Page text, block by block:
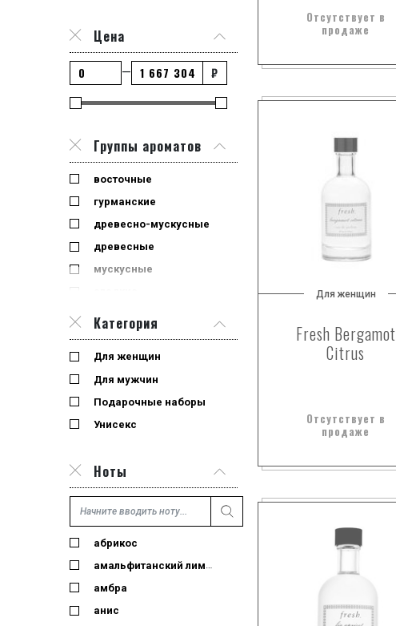
Ноты
абрикос
амальфитанский лимон
амбра
анис
Категория
Для женщин
Для мужчин
Подарочные наборы
Унисекс
Цена
— ₽
Группы ароматов
восточные
гурманские
древесно-мускусные
древесные
мускусные
фужерные
цветочные
цитрусовые
Отсутствует в
продаже
Для женщин
Fresh Bergamot
Citrus
Отсутствует в
продаже